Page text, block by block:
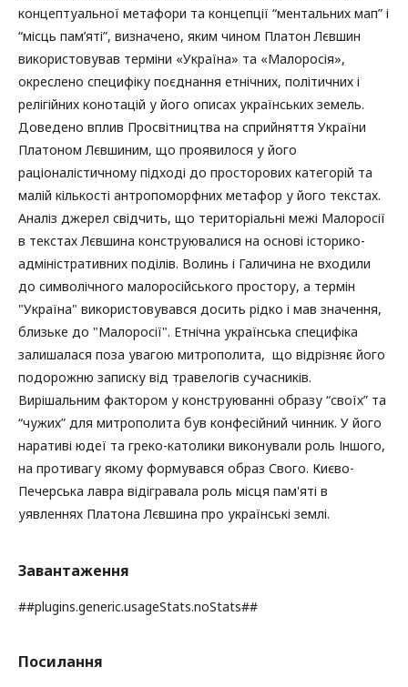
концептуальної метафори та концепції “ментальних мап” і
“місць пам’яті”, визначено, яким чином Платон Лєвшин
використовував терміни «Україна» та «Малоросія»,
окреслено специфіку поєднання етнічних, політичних і
релігійних конотацій у його описах українських земель.
Доведено вплив Просвітництва на сприйняття України
Платоном Лєвшиним, що проявилося у його
раціоналістичному підході до просторових категорій та
малій кількості антропоморфних метафор у його текстах.
Аналіз джерел свідчить, що територіальні межі Малоросії
в текстах Лєвшина конструювалися на основі історико-
адміністративних поділів. Волинь і Галичина не входили
до символічного малоросійського простору, а термін
"Україна" використовувався досить рідко і мав значення,
близьке до "Малоросії". Етнічна українська специфіка
залишалася поза увагою митрополита, що відрізняє його
подорожню записку від травелогів сучасників.
Вирішальним фактором у конструюванні образу “своїх” та
“чужих” для митрополита був конфесійний чинник. У його
наративі юдеї та греко-католики виконували роль Іншого,
на противагу якому формувався образ Свого. Києво-
Печерська лавра відігравала роль місця пам'яті в
уявленнях Платона Лєвшина про українські землі.
Завантаження
##plugins.generic.usageStats.noStats##
Посилання